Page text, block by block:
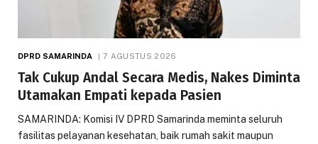
DPRD SAMARINDA 7 AGUSTUS 2026
Tak Cukup Andal Secara Medis, Nakes Diminta
Utamakan Empati kepada Pasien
SAMARINDA: Komisi IV DPRD Samarinda meminta seluruh
fasilitas pelayanan kesehatan, baik rumah sakit maupun